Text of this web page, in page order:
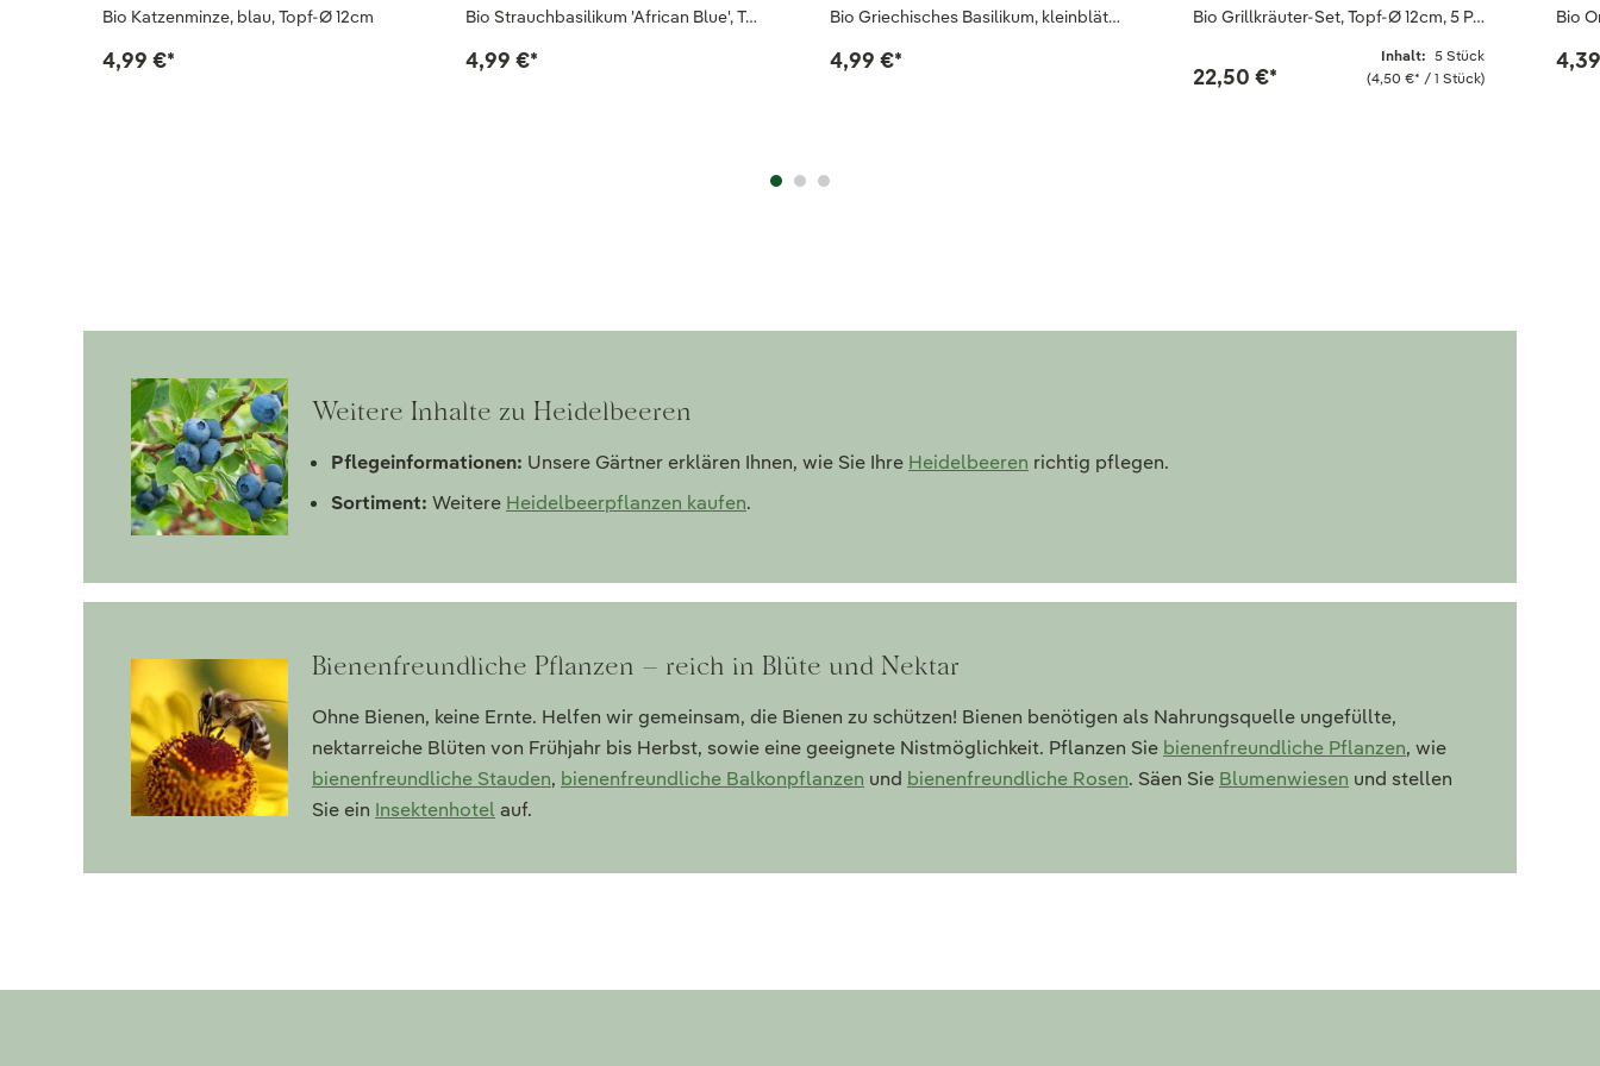
Bio Katzenminze, blau, Topf-Ø 12cm
4,99 €*
Bio Strauchbasilikum 'African Blue', T…
4,99 €*
Bio Griechisches Basilikum, kleinblät…
4,99 €*
Bio Grillkräuter-Set, Topf-Ø 12cm, 5 P…
Inhalt: 5 Stück
(4,50 €* / 1 Stück)
22,50 €*
Bio
Weitere Inhalte zu Heidelbeeren
Pflegeinformationen: Unsere Gärtner erklären Ihnen, wie Sie Ihre Heidelbeeren richtig pflegen.
Sortiment: Weitere Heidelbeerpflanzen kaufen.
Bienenfreundliche Pflanzen – reich in Blüte und Nektar
Ohne Bienen, keine Ernte. Helfen wir gemeinsam, die Bienen zu schützen! Bienen benötigen als Nahrungsquelle ungefüllte,
nektarreiche Blüten von Frühjahr bis Herbst, sowie eine geeignete Nistmöglichkeit. Pflanzen Sie bienenfreundliche Pflanzen, wie
bienenfreundliche Stauden, bienenfreundliche Balkonpflanzen und bienenfreundliche Rosen. Säen Sie Blumenwiesen und stellen
Sie ein Insektenhotel auf.